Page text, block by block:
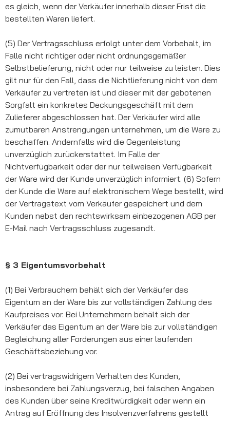
es gleich, wenn der Verkäufer innerhalb dieser Frist die
bestellten Waren liefert.
(5) Der Vertragsschluss erfolgt unter dem Vorbehalt, im
Falle nicht richtiger oder nicht ordnungsgemäßer
Selbstbelieferung, nicht oder nur teilweise zu leisten. Dies
gilt nur für den Fall, dass die Nichtlieferung nicht von dem
Verkäufer zu vertreten ist und dieser mit der gebotenen
Sorgfalt ein konkretes Deckungsgeschäft mit dem
Zulieferer abgeschlossen hat. Der Verkäufer wird alle
zumutbaren Anstrengungen unternehmen, um die Ware zu
beschaffen. Andernfalls wird die Gegenleistung
unverzüglich zurückerstattet. Im Falle der
Nichtverfügbarkeit oder der nur teilweisen Verfügbarkeit
der Ware wird der Kunde unverzüglich informiert. (6) Sofern
der Kunde die Ware auf elektronischem Wege bestellt, wird
der Vertragstext vom Verkäufer gespeichert und dem
Kunden nebst den rechtswirksam einbezogenen AGB per
E-Mail nach Vertragsschluss zugesandt.
§ 3 Eigentumsvorbehalt
(1) Bei Verbrauchern behält sich der Verkäufer das
Eigentum an der Ware bis zur vollständigen Zahlung des
Kaufpreises vor. Bei Unternehmern behält sich der
Verkäufer das Eigentum an der Ware bis zur vollständigen
Begleichung aller Forderungen aus einer laufenden
Geschäftsbeziehung vor.
(2) Bei vertragswidrigem Verhalten des Kunden,
insbesondere bei Zahlungsverzug, bei falschen Angaben
des Kunden über seine Kreditwürdigkeit oder wenn ein
Antrag auf Eröffnung des Insolvenzverfahrens gestellt